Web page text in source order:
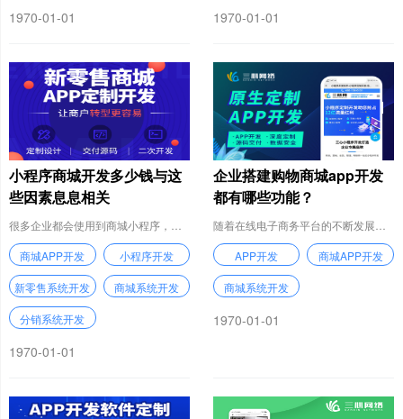
1970-01-01 1970-01-01
小程序商城开发多少钱与这
些因素息息相关
商城APP开发
小程序开发
新零售系统开发 商城系统开发
分销系统开发
1970-01-01
企业搭建购物商城app开发
都有哪些功能？
APP开发
商城APP开发
商城系统开发
1970-01-01